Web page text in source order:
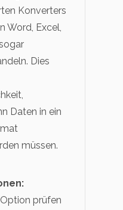
Konverters
Word, Excel,
Dies
Daten in ein
müssen.
prüfen